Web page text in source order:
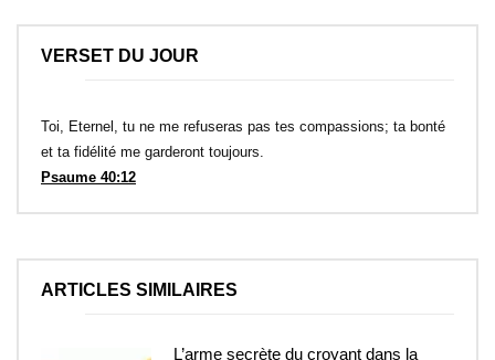
VERSET DU JOUR
Toi, Eternel, tu ne me refuseras pas tes compassions; ta bonté
et ta fidélité me garderont toujours.
Psaume 40:12
ARTICLES SIMILAIRES
L’arme secrète du croyant dans la